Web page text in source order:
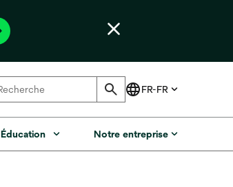
Éducation Notre entreprise